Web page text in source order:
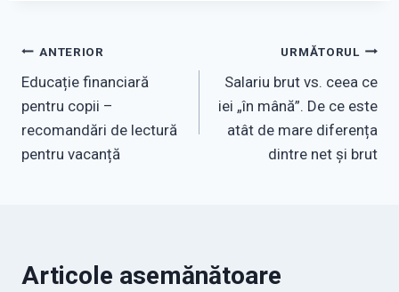
Navigare
în
articole
ANTERIOR
Educație financiară
pentru copii –
recomandări de lectură
pentru vacanță
URMĂTORUL
Salariu brut vs. ceea ce
iei „în mână”. De ce este
atât de mare diferența
dintre net și brut
Articole asemănătoare